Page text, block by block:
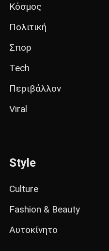
Κόσμος
Πολιτική
Σπορ
Tech
Περιβάλλον
Viral
Style
Culture
Fashion & Beauty
Αυτοκίνητο